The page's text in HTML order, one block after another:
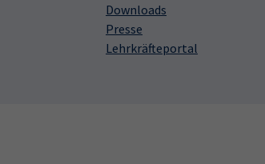
Downloads
Presse
Lehrkräfteportal